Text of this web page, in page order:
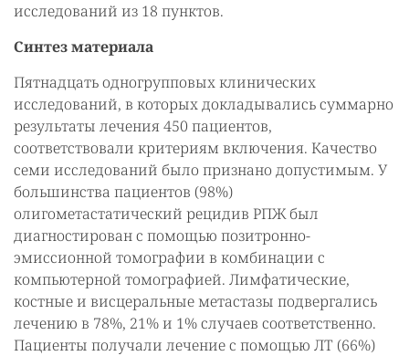
исследований из 18 пунктов.
Синтез материала
Пятнадцать одногрупповых клинических
исследований, в которых докладывались суммарно
результаты лечения 450 пациентов,
соответствовали критериям включения. Качество
семи исследований было признано допустимым. У
большинства пациентов (98%)
олигометастатический рецидив РПЖ был
диагностирован с помощью позитронно-
эмиссионной томографии в комбинации с
компьютерной томографией. Лимфатические,
костные и висцеральные метастазы подвергались
лечению в 78%, 21% и 1% случаев соответственно.
Пациенты получали лечение с помощью ЛТ (66%)